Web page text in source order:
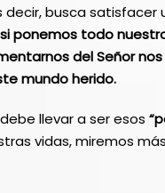
busca satisfacer
ponemos todo
del Señor
mundo herido.
llevar a ser esos
vidas, miremos